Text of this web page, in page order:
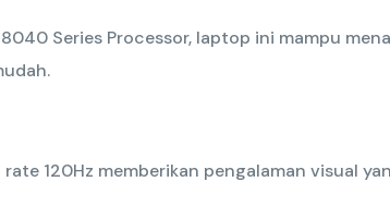
Series Processor, laptop ini mampu
120Hz memberikan pengalaman visual